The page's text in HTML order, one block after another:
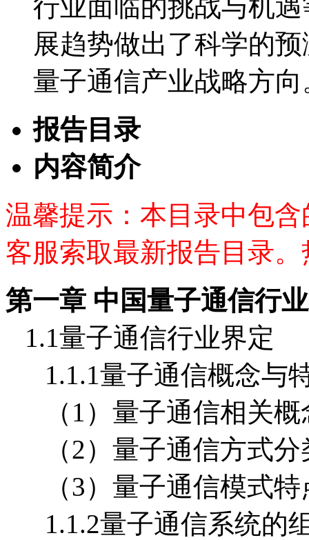
行业面临的挑战与机
展趋势做出了科学的
量子通信产业战略方向
报告目录
内容简介
温馨提示：本目录中包
客服索取最新报告目录。
第一章 中国量子通信行
1.1量子通信行业界定
1.1.1量子通信概念与
（1）量子通信相关概
（2）量子通信方式分
（3）量子通信模式特
1.1.2量子通信系统的